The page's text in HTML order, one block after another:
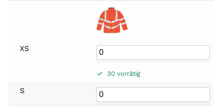
XS
30 vorrätig
S